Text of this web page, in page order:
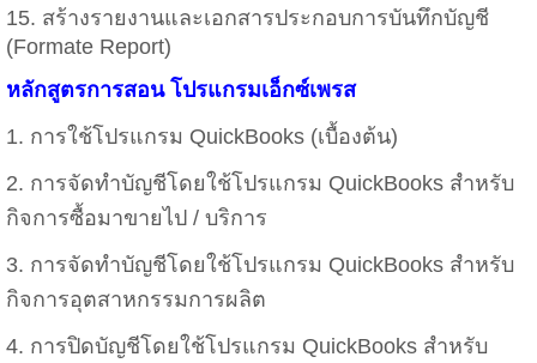
15. สร้างรายงานและเอกสารประกอบการบันทึกบัญชี
(Formate Report)
หลักสูตรการสอน โปรแกรมเอ็กซ์เพรส
1. การใช้โปรแกรม QuickBooks (เบื้องต้น)
2. การจัดทำบัญชีโดยใช้โปรแกรม QuickBooks สำหรับ
กิจการซื้อมาขายไป / บริการ
3. การจัดทำบัญชีโดยใช้โปรแกรม QuickBooks สำหรับ
กิจการอุตสาหกรรมการผลิต
4. การปิดบัญชีโดยใช้โปรแกรม QuickBooks สำหรับ